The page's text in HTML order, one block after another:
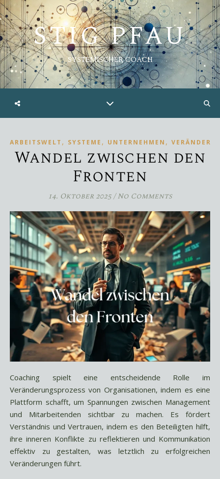
STIG PFAU
SYSTEMISCHER COACH
ARBEITSWELT , SYSTEME , UNTERNEHMEN ,
Wandel zwischen den
Fronten
14. Oktober 2025/ No Comments
Coaching spielt eine entscheidende Rolle im
Veränderungsprozess von Organisationen, indem es eine
Plattform schafft, um Spannungen zwischen Management
und Mitarbeitenden sichtbar zu machen. Es fördert
Verständnis und Vertrauen, indem es den Beteiligten hilft,
ihre inneren Konflikte zu reflektieren und Kommunikation
effektiv zu gestalten, was letztlich zu erfolgreichen
Veränderungen führt.